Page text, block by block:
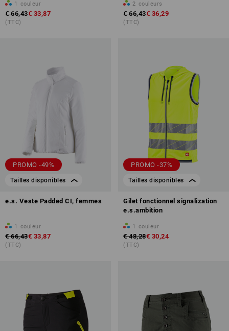
1 couleur
€ 66,43€ 33,87
(TTC)
2 couleurs
€ 66,43€ 36,29
(TTC)
PROMO -49%
Tailles disponibles
e.s. Veste Padded CI, femmes
1 couleur
€ 66,43€ 33,87
(TTC)
PROMO -37%
Tailles disponibles
Gilet fonctionnel signalization
e.s.ambition
1 couleur
€ 48,28€ 30,24
(TTC)